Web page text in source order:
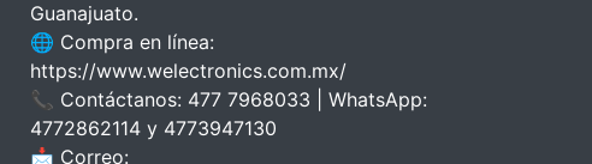
Guanajuato.
🌐 Compra en línea:
https://www.welectronics.com.mx/
📞 Contáctanos: 477 7968033 | WhatsApp:
4772862114 y 4773947130
📩 Correo: